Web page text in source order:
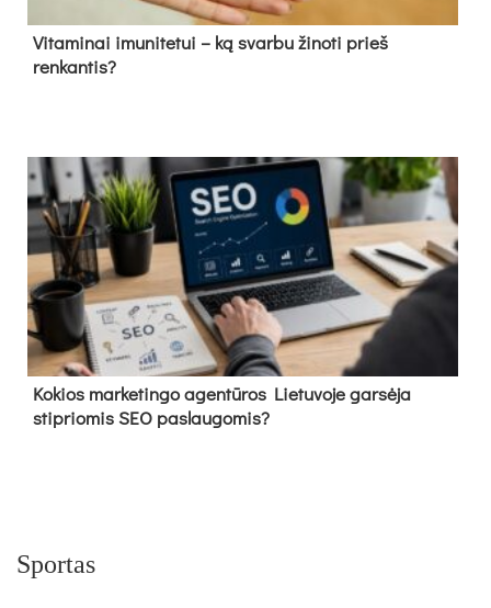
Vitaminai imunitetui – ką svarbu žinoti prieš
renkantis?
Kokios marketingo agentūros Lietuvoje garsėja
stipriomis SEO paslaugomis?
Sportas